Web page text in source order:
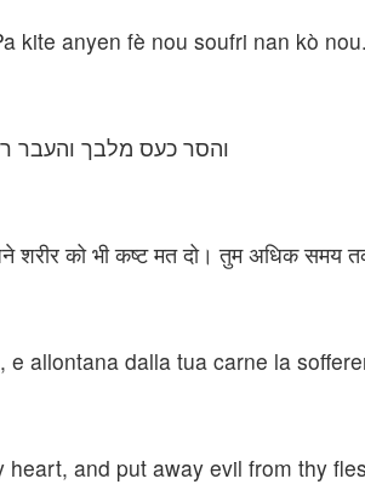
kite anyen fè nou soufri nan kò
והסר כעס מלבך והעבר
शरीर को भी कष्ट मत दो। तुम अधिक समय
allontana dalla tua carne la
and put away evil from thy